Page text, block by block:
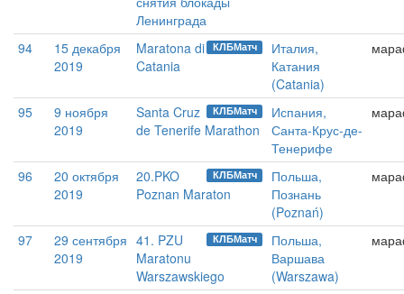
Ленинграда
94
15 декабря
2019
КЛБМатч
Maratona di
Catania
Италия,
Катания
(Catania)
95
9 ноября
2019
КЛБМатч
Santa Cruz
de Tenerife Marathon
Испания,
Санта-Крус-де-
Тенерифе
96
20 октября
2019
КЛБМатч
20.PKO
Poznan Maraton
Польша,
Познань
(Poznań)
97
29 сентября
2019
КЛБМатч
41. PZU
Maratonu
Warszawskiego
Польша,
Варшава
(Warszawa)